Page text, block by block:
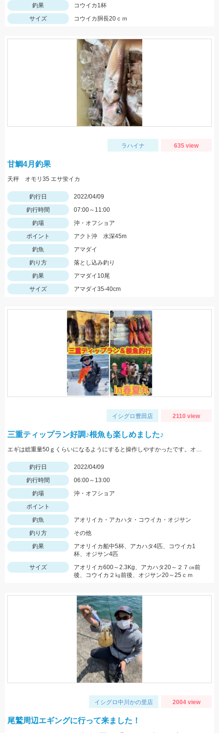
釣果
コウイカ1杯
サイズ
コウイカ胴長20ｃｍ
ラハイナ 635 view
甘鯛4月釣果
天秤 オモリ35 エサ蛍イカ
釣行日
2022/04/09
釣行時間
07:00～11:00
釣場
沖・オフショア
ポイント
アクト沖 水深45m
釣魚
アマダイ
釣り方
落とし込み釣り
釣果
アマダイ10尾
サイズ
アマダイ35-40cm
イシグロ豊田店 2110 view
三重ティップラン好調♪根魚も楽しめました♪
エギは総重量50ｇくらいになるようにすると操作しやすかったです。オレンジ、グリーン、アジカラーでアオリイカは釣れました。
釣行日
2022/04/09
釣行時間
06:00～13:00
釣場
沖・オフショア
ポイント
釣魚
アオリイカ・アカハタ・コウイカ・オジサン
釣り方
その他
釣果
アオリイカ船中5杯、アカハタ4匹、コウイカ1
杯、オジサン4匹
サイズ
アオリイカ600～2.3Kg、アカハタ20～２７㎝前
後、コウイカ２㎏前後、オジサン20～25ｃｍ
イシグロ中川かの里店 2004 view
尾鷲周辺エギングに行って来ました！